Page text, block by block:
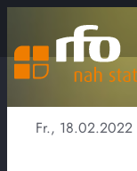
Fr., 18.02.2022